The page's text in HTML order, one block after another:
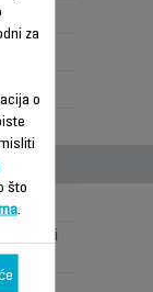
i
za
o
što
.